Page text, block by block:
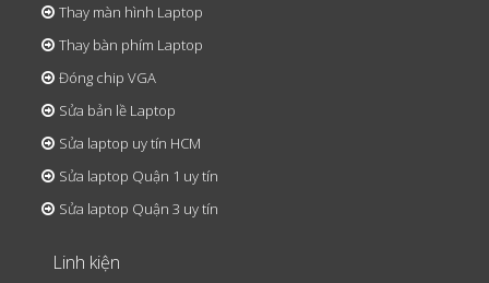
Thay màn hình Laptop
Thay bàn phím Laptop
Đóng chip VGA
Sửa bản lề Laptop
Sửa laptop uy tín HCM
Sửa laptop Quận 1 uy tín
Sửa laptop Quận 3 uy tín
Linh kiện